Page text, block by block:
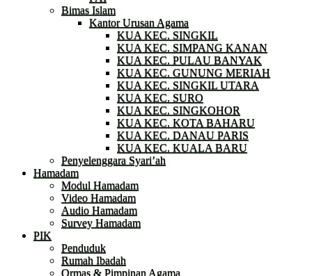
Bimas Islam
Kantor Urusan Agama
KUA KEC. SINGKIL
KUA KEC. SIMPANG KANAN
KUA KEC. PULAU BANYAK
KUA KEC. GUNUNG MERIAH
KUA KEC. SINGKIL UTARA
KUA KEC. SURO
KUA KEC. SINGKOHOR
KUA KEC. KOTA BAHARU
KUA KEC. DANAU PARIS
KUA KEC. KUALA BARU
Penyelenggara Syari’ah
Hamadam
Modul Hamadam
Video Hamadam
Audio Hamadam
Survey Hamadam
PIK
Penduduk
Rumah Ibadah
Ormas & Pimpinan Agama